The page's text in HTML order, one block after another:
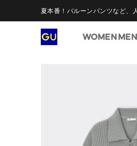
夏本番！バルーンパンツなど、
WOMEN MEN